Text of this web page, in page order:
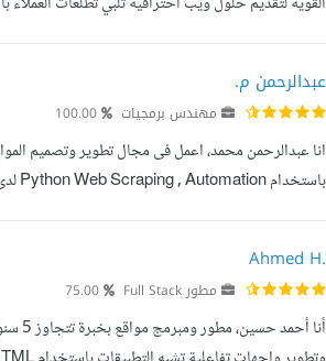
عبدالرحمن م.
مهندس برمجيات 100.00
Ahmed H.
مطور Full Stack 75.00